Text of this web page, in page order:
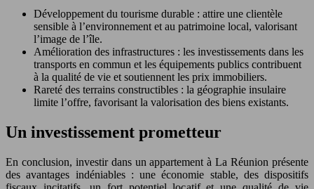
Développement du tourisme durable : attire une clientèle
sensible à l’environnement et au patrimoine local, valorisant
l’image de l’île.
Amélioration des infrastructures : les investissements dans les
transports en commun et les équipements publics contribuent
à la qualité de vie et soutiennent les prix immobiliers.
Rareté des terrains constructibles : la géographie insulaire
limite l’offre, favorisant la valorisation des biens existants.
Un investissement prometteur
En conclusion, investir dans un appartement à La Réunion présente
des avantages indéniables : une économie stable, des dispositifs